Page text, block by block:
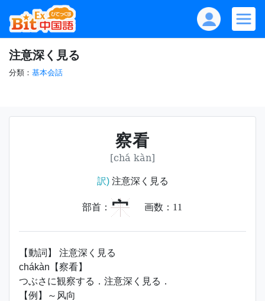
注意深く見る
分類： 基本会話
察看
[chá kàn]
訳)注意深く見る
部首： 宀 画数： 11
【動詞】 注意深く見る
chákàn【察看】
つぶさに観察する．注意深く見る．
【例】～风向